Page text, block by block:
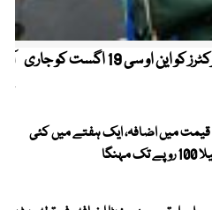
کیریبین پریمیئر لیگ ، قومی کرکٹرز کو این او سی 19 اگست کو جاری
میں اضافہ، ایک ہفتے میں کئی